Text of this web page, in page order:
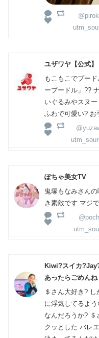
ユザワヤ【公式】
もこもこでプー
ープードル」??
いぐるみやスヌ
ふわで可愛い? お
ぽちゃ美女TV
鬼塚もなみさん
き素敵です マジ
Kiwi?スイカ
あったらごめんね
＄さん大好き?
に浮気してるよ
なんだろうか?
クッとした バレ